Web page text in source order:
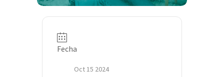
Fecha
Oct 15 2024